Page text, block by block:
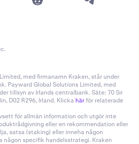
med firmanamn Kraken, står under
Payward Global Solutions Limited, med
tillsyn av Irlands centralbank. Säte: 70 Sir
D02 R296, Irland. Klicka härför relaterade
för allmän information och utgör inte
eller en rekommendation eller
satsa (staking) eller inneha någon
specifik handelsstrategi. Kraken